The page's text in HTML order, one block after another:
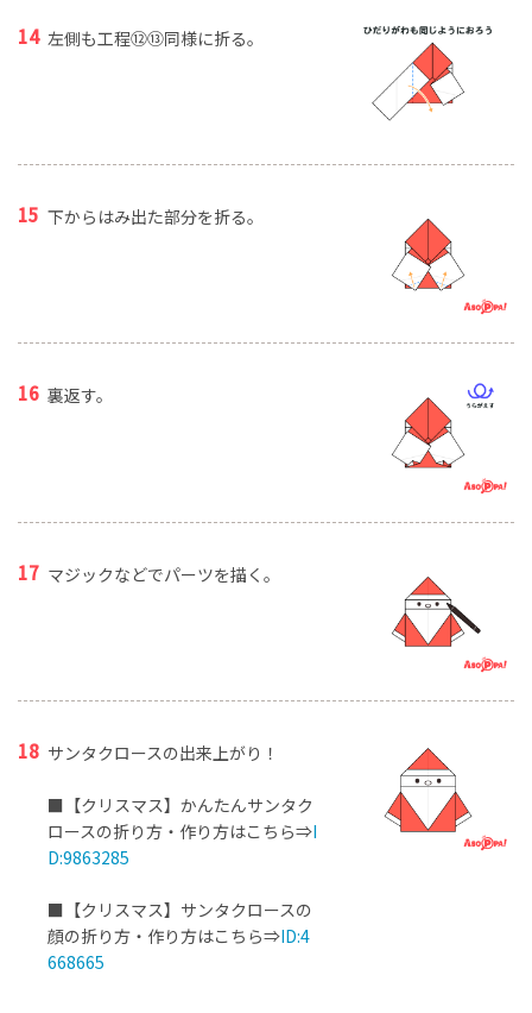
左側も工程⑫⑬同様に折る。
下からはみ出た部分を折る。
裏返す。
マジックなどでパーツを描く。
サンタクロースの出来上がり！
■【クリスマス】かんたんサンタク
ロースの折り方・作り方はこちら⇒I
D:9863285
■【クリスマス】サンタクロースの
顔の折り方・作り方はこちら⇒ID:4
668665